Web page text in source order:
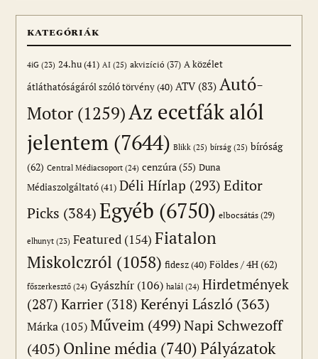
KATEGÓRIÁK
4iG (23) 24.hu(41) AI (25) akvizíció (37) A közélet
átláthatóságáról szóló törvény(40) ATV(83) Autó-
Motor (1259)Az ecetfák alól
jelentem (7644) Blikk (25) bírság (25) bíróság
(62) Central Médiacsoport (24) cenzúra(55) Duna
Médiaszolgáltató(41) Déli Hírlap (293) Editor
Picks (384)Egyéb (6750) elbocsátás (29)
elhunyt (23) Featured (154) Fiatalon
Miskolczról (1058) fidesz(40) Földes / 4H(62)
főszerkesztő (24) Gyászhír (106) halál (24) Hirdetmények
(287) Karrier(318) Kerényi László (363)
Márka (105) Műveim (499)Napi Schwezoff
(405) Online média (740)Pályázatok